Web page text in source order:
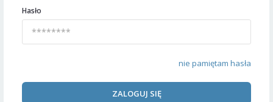
Hasło
nie pamiętam hasła
ZALOGUJ SIĘ